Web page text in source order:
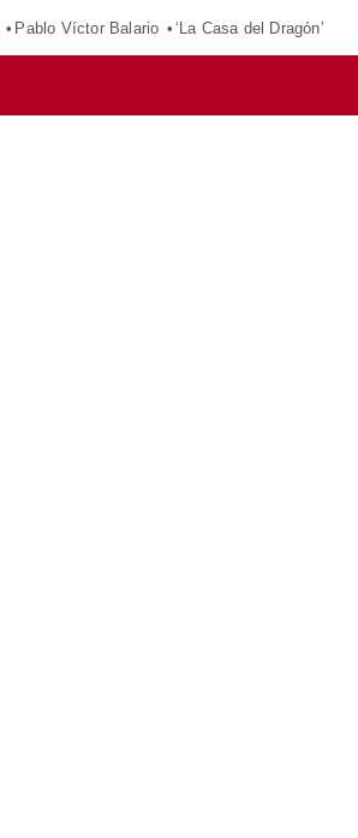
Pablo Víctor Balario ‘La Casa del Dragón’